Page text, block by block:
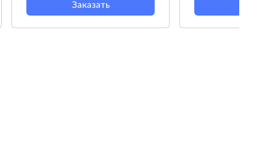
Заказать